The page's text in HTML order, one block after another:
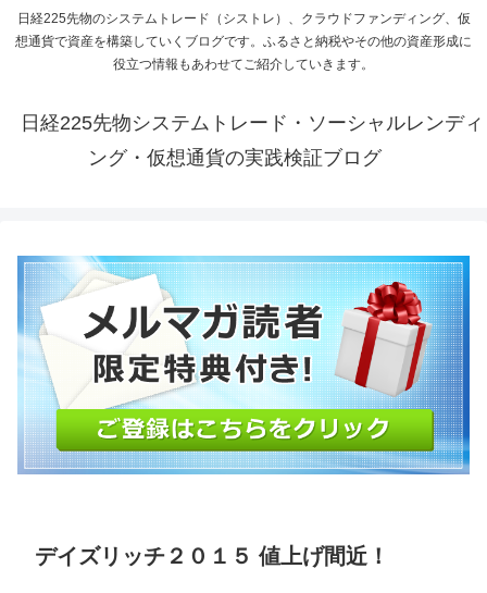
日経225先物のシステムトレード（シストレ）、クラウドファンディング、仮
想通貨で資産を構築していくブログです。ふるさと納税やその他の資産形成に
役立つ情報もあわせてご紹介していきます。
日経225先物システムトレード・ソーシャルレンディ
ング・仮想通貨の実践検証ブログ
デイズリッチ２０１５ 値上げ間近！